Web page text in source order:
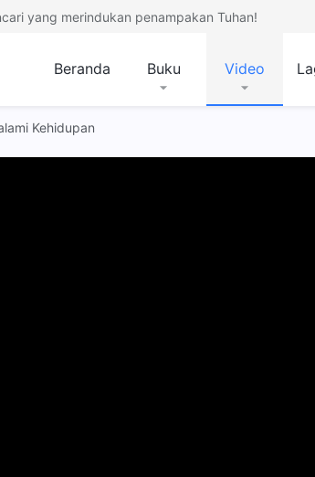
yang merindukan penampakan Tuhan!
Beranda Buku Video
Kehidupan